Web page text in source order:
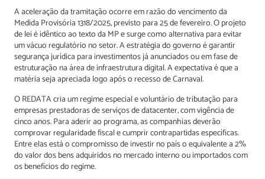
A aceleração da tramitação ocorre em razão do vencimento da
Medida Provisória 1318/2025, previsto para 25 de fevereiro. O projeto
de lei é idêntico ao texto da MP e surge como alternativa para evitar
um vácuo regulatório no setor. A estratégia do governo é garantir
segurança jurídica para investimentos já anunciados ou em fase de
estruturação na área de infraestrutura digital. A expectativa é que a
matéria seja apreciada logo após o recesso de Carnaval.
O REDATA cria um regime especial e voluntário de tributação para
empresas prestadoras de serviços de datacenter, com vigência de
cinco anos. Para aderir ao programa, as companhias deverão
comprovar regularidade fiscal e cumprir contrapartidas específicas.
Entre elas está o compromisso de investir no país o equivalente a 2%
do valor dos bens adquiridos no mercado interno ou importados com
os benefícios do regime.